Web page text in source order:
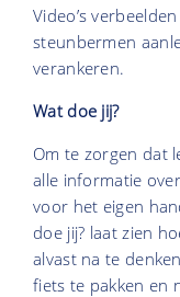
Video’s
steunbermen
verankeren.
Wat doe jij?
Om te zorgen dat
alle informatie
voor het eigen
doe jij? laat zien
alvast na te
fiets te pakken en